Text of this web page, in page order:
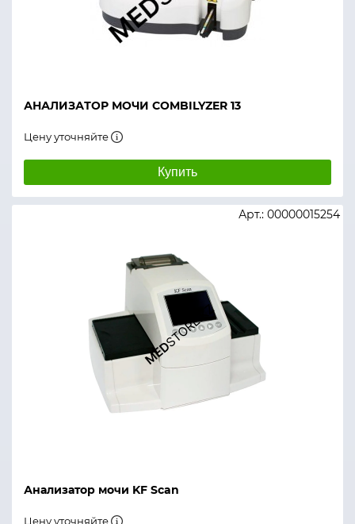
АНАЛИЗАТОР МОЧИ COMBILYZER 13
Цену уточняйте
Купить
Анализатор мочи KF Scan
Арт.: 00000015254
Цену уточняйте